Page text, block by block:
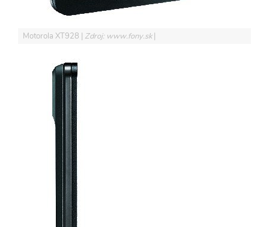
Motorola XT928 Zdroj: www.fony.sk